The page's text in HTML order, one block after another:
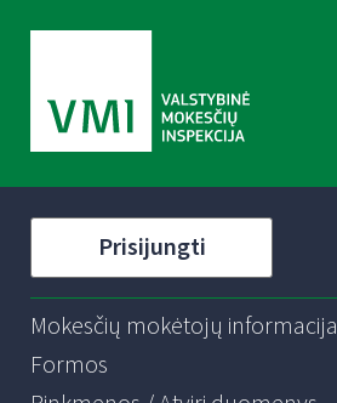
Prisijungti
Mokesčių mokėtojų informacija
Formos